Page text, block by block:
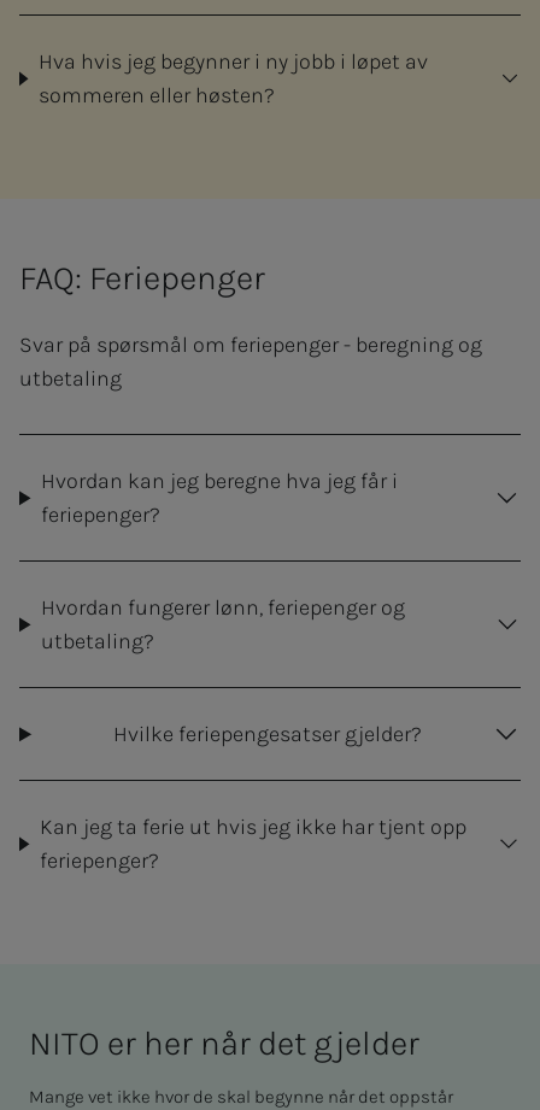
Hva hvis jeg begynner i ny jobb i løpet av
sommeren eller høsten?
FAQ: Feriepenger
Svar på spørsmål om feriepenger - beregning og
utbetaling
Hvordan kan jeg beregne hva jeg får i
feriepenger?
Hvordan fungerer lønn, feriepenger og
utbetaling?
Hvilke feriepengesatser gjelder?
Kan jeg ta ferie ut hvis jeg ikke har tjent opp
feriepenger?
NITO er her når det gjel­­­der
Mange vet ikke hvor de skal begynne når det oppstår